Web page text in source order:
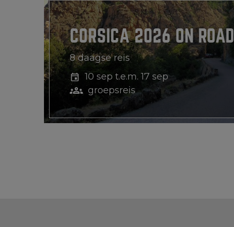
CORSICA 2026 ON ROAD
8 daagse reis
10 sep t.e.m. 17 sep
groepsreis